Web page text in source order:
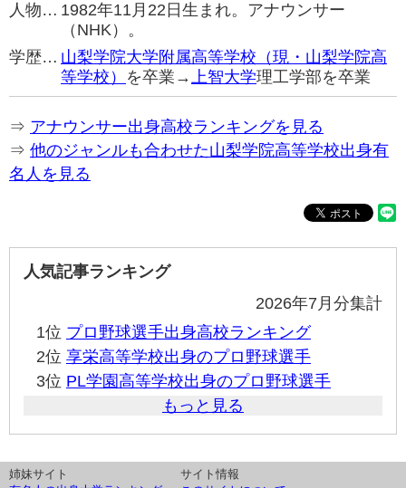
人物… 1982年11月22日生まれ。アナウンサー
（NHK）。
学歴… 山梨学院大学附属高等学校（現・山梨学院高
等学校） を卒業→上智大学理工学部を卒業
⇒ アナウンサー出身高校ランキングを見る
⇒ 他のジャンルも合わせた山梨学院高等学校出身有
名人を見る
人気記事ランキング
2026年7月分集計
1位 プロ野球選手出身高校ランキング
2位 享栄高等学校出身のプロ野球選手
3位 PL学園高等学校出身のプロ野球選手
もっと見る
姉妹サイト
サイト情報